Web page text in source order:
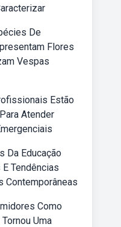
De
Flores
Vespas
Estão
Atender
Da Educação
Tendências
Contemporâneas
Como
Uma